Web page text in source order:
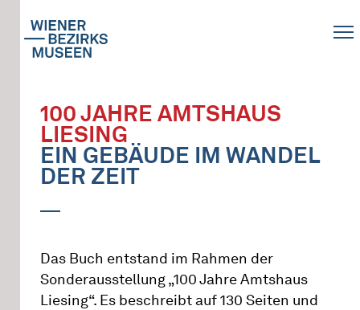
100 JAHRE AMTSHAUS
LIESING
EIN GEBÄUDE IM WANDEL
DER ZEIT
Das Buch entstand im Rahmen der
Sonderausstellung „100 Jahre Amtshaus
Liesing“. Es beschreibt auf 130 Seiten und